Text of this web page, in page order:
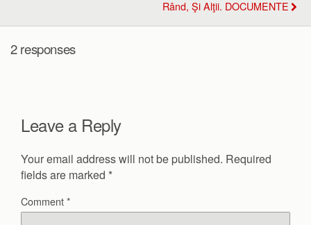
Rând, Şi Alţii. DOCUMENTE
2 responses
Leave a Reply
Your email address will not be published. Required
fields are marked *
Comment*